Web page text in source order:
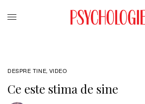
DESPRE TINE, VIDEO
Ce este stima de sine